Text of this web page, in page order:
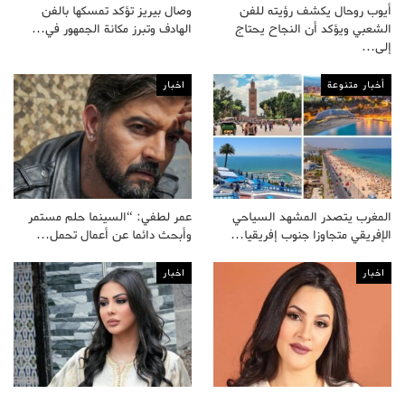
أيوب روحال يكشف رؤيته للفن
الشعبي ويؤكد أن النجاح يحتاج
إلى…
وصال بيريز تؤكد تمسكها بالفن
الهادف وتبرز مكانة الجمهور في…
أخبار متنوعة
المغرب يتصدر المشهد السياحي
الإفريقي متجاوزا جنوب إفريقيا…
اخبار
عمر لطفي: “السينما حلم مستمر
وأبحث دائما عن أعمال تحمل…
اخبار اخبار